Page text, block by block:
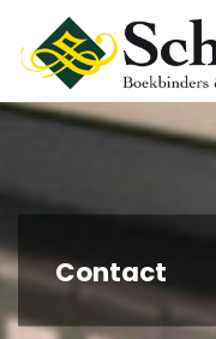
naar
inhoud
Contact